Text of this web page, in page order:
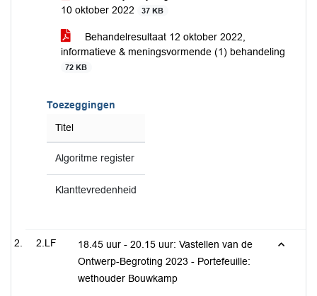
10 oktober 2022
37 KB
Behandelresultaat 12 oktober 2022,
informatieve & meningsvormende (1) behandeling
72 KB
Toezeggingen
Titel
Algoritme register
Klanttevredenheid
2.LF
18.45 uur - 20.15 uur: Vastellen van de
Ontwerp-Begroting 2023 - Portefeuille:
wethouder Bouwkamp